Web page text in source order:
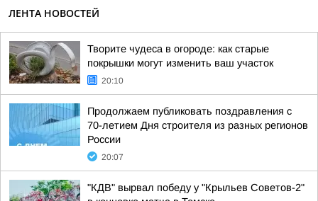
ЛЕНТА НОВОСТЕЙ
Творите чудеса в огороде: как старые
покрышки могут изменить ваш участок
20:10
Продолжаем публиковать поздравления с
70-летием Дня строителя из разных регионов
России
20:07
"КДВ" вырвал победу у "Крыльев Советов-2"